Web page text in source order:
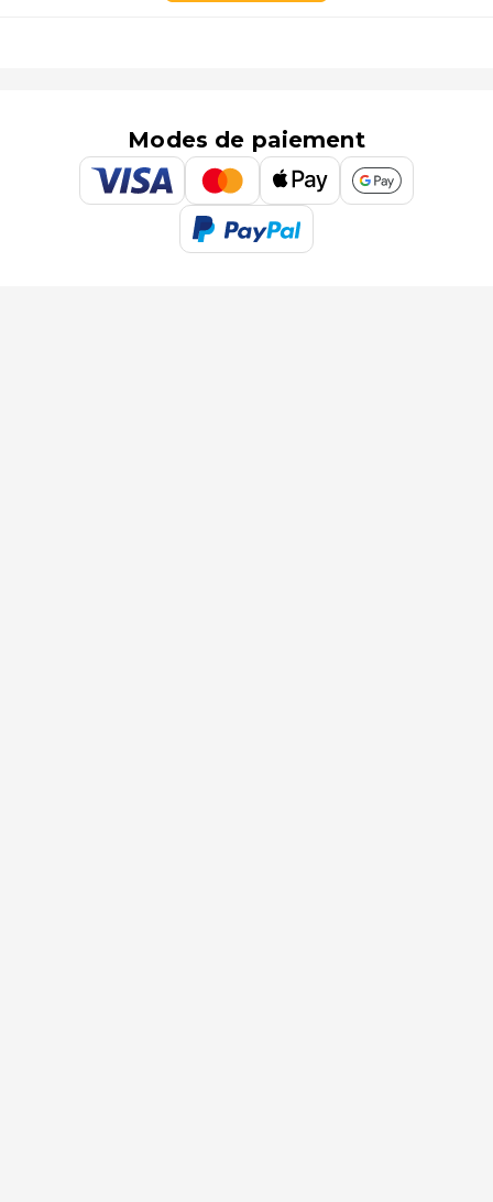
Modes de paiement